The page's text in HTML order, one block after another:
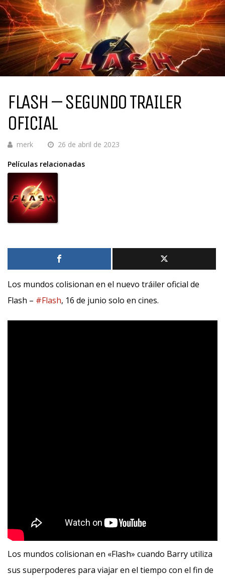
FLASH – SEGUNDO TRAILER
OFICIAL
merk 26 de abril de 2023
Películas relacionadas
Los mundos colisionan en el nuevo tráiler oficial de
Flash – #Flash, 16 de junio solo en cines.
Los mundos colisionan en «Flash» cuando Barry utiliza
sus superpoderes para viajar en el tiempo con el fin de